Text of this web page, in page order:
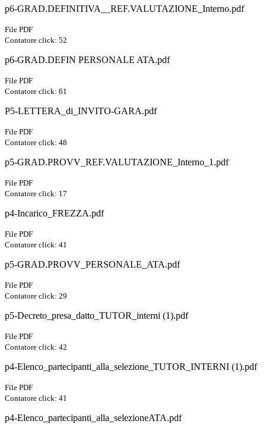
p6-GRAD.DEFINITIVA__REF.VALUTAZIONE_Interno.pdf
File PDF
Contatore click: 52
p6-GRAD.DEFIN PERSONALE ATA.pdf
File PDF
Contatore click: 61
P5-LETTERA_di_INVITO-GARA.pdf
File PDF
Contatore click: 48
p5-GRAD.PROVV_REF.VALUTAZIONE_Interno_1.pdf
File PDF
Contatore click: 17
p4-Incarico_FREZZA.pdf
File PDF
Contatore click: 41
p5-GRAD.PROVV_PERSONALE_ATA.pdf
File PDF
Contatore click: 29
p5-Decreto_presa_datto_TUTOR_interni (1).pdf
File PDF
Contatore click: 42
p4-Elenco_partecipanti_alla_selezione_TUTOR_INTERNI (1).pdf
File PDF
Contatore click: 41
p4-Elenco_partecipanti_alla_selezioneATA.pdf